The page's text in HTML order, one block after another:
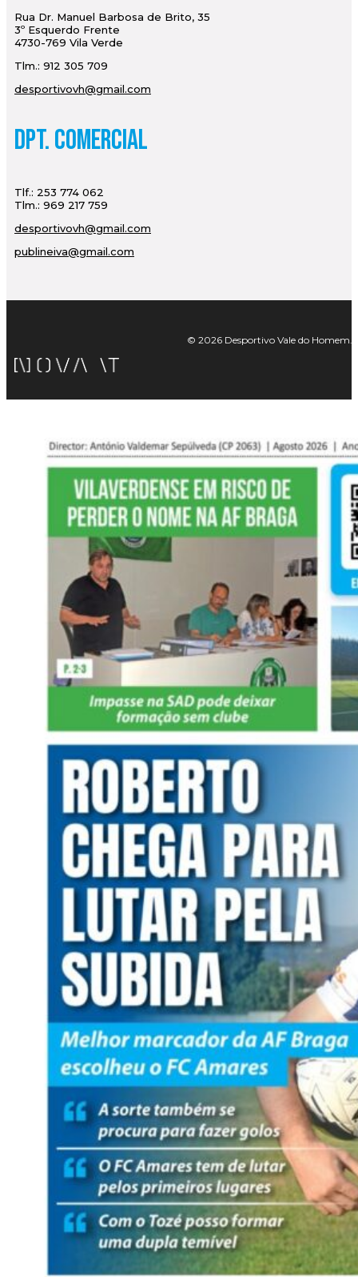
Rua Dr. Manuel Barbosa de Brito, 35
3º Esquerdo Frente
4730-769 Vila Verde
Tlm.: 912 305 709
desportivovh@gmail.com
Dpt. Comercial
Tlf.: 253 774 062
Tlm.: 969 217 759
desportivovh@gmail.com
publineiva@gmail.com
© 2026 Desportivo Vale do Homem.